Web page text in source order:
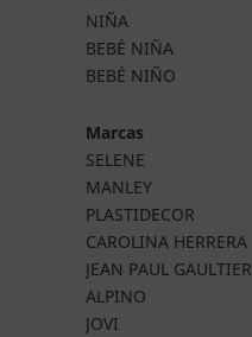
NIÑA
BEBÉ NIÑA
BEBÉ NIÑO
Marcas
SELENE
MANLEY
PLASTIDECOR
CAROLINA HERRERA
JEAN PAUL GAULTIER
ALPINO
JOVI